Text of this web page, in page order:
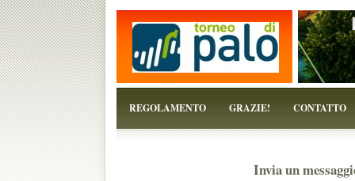
REGOLAMENTO GRAZIE! CONTATTO
Invia un